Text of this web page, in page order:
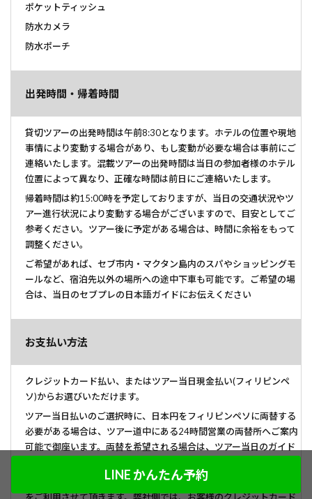
ポケットティッシュ
防水カメラ
防水ポーチ
出発時間・帰着時間
貸切ツアーの出発時間は午前8:30となります。ホテルの位置や現地
事情により変動する場合があり、もし変動が必要な場合は事前にご
連絡いたします。混載ツアーの出発時間は当日の参加者様のホテル
位置によって異なり、正確な時間は前日にご連絡いたします。
帰着時間は約15:00時を予定しておりますが、当日の交通状況やツ
アー進行状況により変動する場合がございますので、目安としてご
参考ください。ツアー後に予定がある場合は、時間に余裕をもって
調整ください。
ご希望があれば、セブ市内・マクタン島内のスパやショッピングモ
ールなど、宿泊先以外の場所への途中下車も可能です。ご希望の場
合は、当日のセブプレの日本語ガイドにお伝えください
お支払い方法
クレジットカード払い、またはツアー当日現金払い(フィリピンペ
ソ)からお選びいただけます。
ツアー当日払いのご選択時に、日本円をフィリピンペソに両替する
必要がある場合は、ツアー道中にある24時間営業の両替所へご案内
可能で御座います。両替を希望される場合は、ツアー当日のガイド
クレジットカードでのお支払い時、決済会社はペイパル社(Paypal)
をご利用させて頂きます。弊社側では、お客様のクレジットカード
LINE かんたん予約